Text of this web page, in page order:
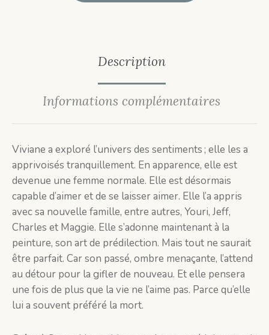
Description
Informations complémentaires
Viviane a exploré l’univers des sentiments ; elle les a
apprivoisés tranquillement. En apparence, elle est
devenue une femme normale. Elle est désormais
capable d’aimer et de se laisser aimer. Elle l’a appris
avec sa nouvelle famille, entre autres, Youri, Jeff,
Charles et Maggie. Elle s’adonne maintenant à la
peinture, son art de prédilection. Mais tout ne saurait
être parfait. Car son passé, ombre menaçante, l’attend
au détour pour la gifler de nouveau. Et elle pensera
une fois de plus que la vie ne l’aime pas. Parce qu’elle
lui a souvent préféré la mort.